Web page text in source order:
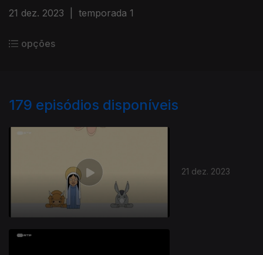
21 dez. 2023 temporada 1
opções
179 episódios disponíveis
21 dez. 2023